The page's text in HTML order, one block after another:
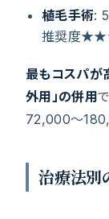
植毛手術:
推奨度
最もコスパが
外用」の併用
72,000〜
治療法別